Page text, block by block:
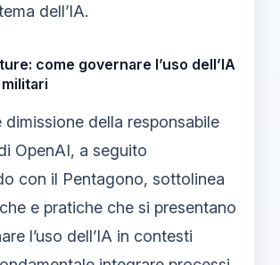
dell’IA.
come governare l’uso dell’IA
dimissione della responsabile
OpenAI, a seguito
con il Pentagono, sottolinea
e pratiche che si presentano
l’uso dell’IA in contesti